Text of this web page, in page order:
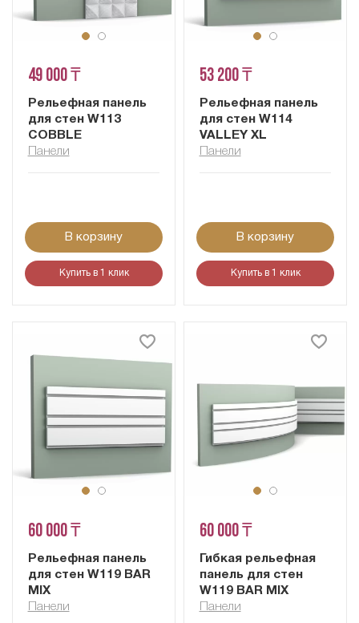
49 000 ₸
Рельефная панель
для стен W113
COBBLE
Панели
В корзину
Купить в 1 клик
53 200 ₸
Рельефная панель
для стен W114
VALLEY XL
Панели
В корзину
Купить в 1 клик
60 000 ₸
Рельефная панель
для стен W119 BAR
MIX
Панели
60 000 ₸
Гибкая рельефная
панель для стен
W119 BAR MIX
Панели